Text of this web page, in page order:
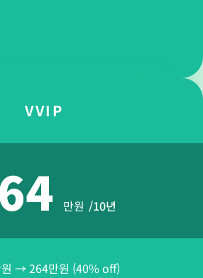
VVIP
만원 /10년
→ 264만원 (40% off)